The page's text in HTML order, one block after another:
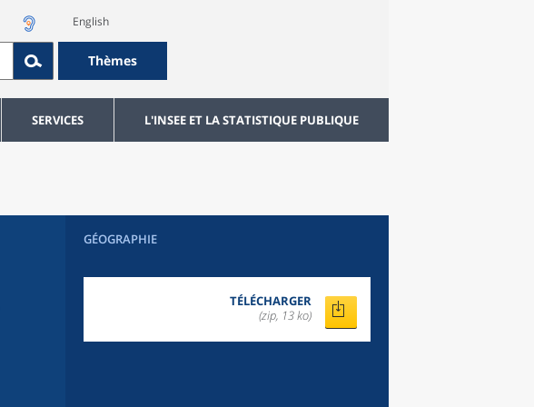
English
Thèmes
SERVICES L'INSEE ET LA STATISTIQUE PUBLIQUE
GÉOGRAPHIE
TÉLÉCHARGER
(zip, 13 ko)